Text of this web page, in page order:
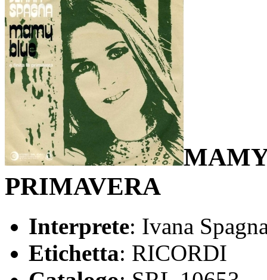
PRIMAVERA
Interprete: Ivana
Etichetta: RICORDI